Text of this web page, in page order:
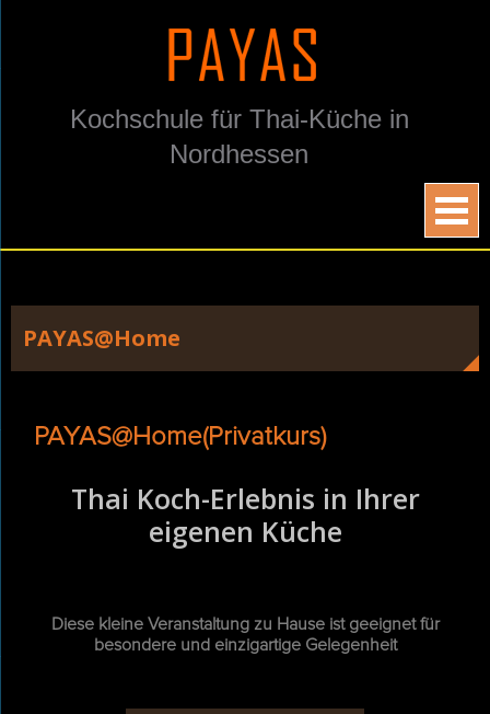
Kochschule für Thai-Küche in
Nordhessen
PAYAS@Home
PAYAS@Home(Privatkurs)
Thai Koch-Erlebnis in Ihrer
eigenen Küche
Diese kleine Veranstaltung zu Hause ist geeignet für
besondere und einzigartige Gelegenheit